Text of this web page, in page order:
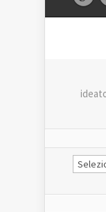
Le
Notizie